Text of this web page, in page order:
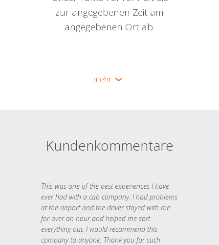
zur angegebenen Zeit am
angegebenen Ort ab.
mehr
Kundenkommentare
This was one of the best experiences I have
ever had with a cab company. I had problems
at the airport and the driver stayed with me
for over an hour and helped me sort
everything out. I would recommend this
company to anyone. Thank you for such